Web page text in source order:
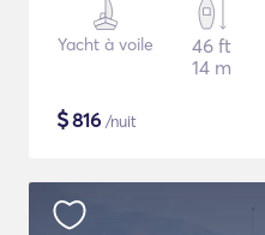
Yacht à voile
46 ft
14 m
$816 /nuit